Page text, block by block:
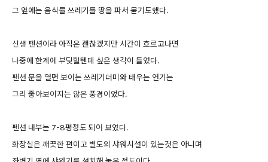
그 옆에는 음식물 쓰레기를 땅을 파서 묻기도했다.
신생 펜션이라 아직은 괜찮겠지만 시간이 흐르고나면
나중에 한계에 부딪힐텐데 싶은 생각이 들었다.
펜션 문을 열면 보이는 쓰레기더미와 태우는 연기는
그리 좋아보이지는 않은 풍경이었다.
펜션 내부는 7-8평정도 되어 보였다.
화장실은 깨끗한 편이고 별도의 샤워시설이 있는것은 아니며